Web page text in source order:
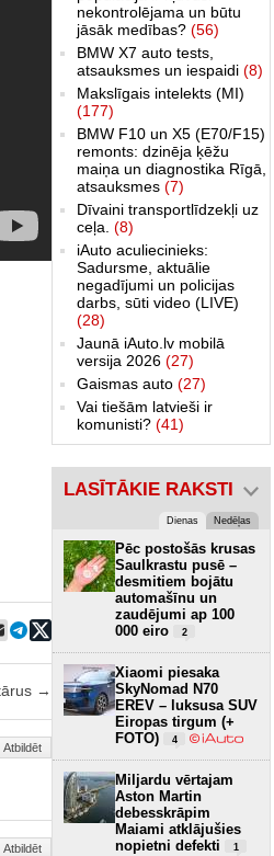
→
Atbildēt
Atbildēt
nekontrolējama un būtu
jāsāk medības? (56)
BMW X7 auto tests,
atsauksmes un iespaidi (8)
Makslīgais intelekts (MI)
(177)
BMW F10 un X5 (E70/F15)
remonts: dzinēja ķēžu
maiņa un diagnostika Rīgā,
atsauksmes (7)
Dīvaini transportlīdzekļi uz
ceļa. (8)
iAuto aculiecinieks:
Sadursme, aktuālie
negadījumi un policijas
darbs, sūti video (LIVE)
(28)
Jaunā iAuto.lv mobilā
versija 2026 (27)
Gaismas auto (27)
Vai tiešām latvieši ir
komunisti? (41)
LASĪTĀKIE RAKSTI
Dienas Nedēļas
Pēc postošās krusas
Saulkrastu pusē –
desmitiem bojātu
automašīnu un
zaudējumi ap 100
000 eiro
2
Xiaomi piesaka
SkyNomad N70
EREV – luksusa SUV
Eiropas tirgum (+
FOTO)
4
Miljardu vērtajam
Aston Martin
debesskrāpim
Maiami atklājušies
nopietni defekti
1